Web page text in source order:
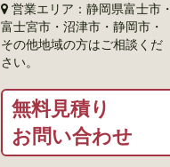
営業エリア：静岡県富士市・
富士宮市・沼津市・静岡市・
その他地域の方はご相談くだ
さい。
無料見積り
お問い合わせ